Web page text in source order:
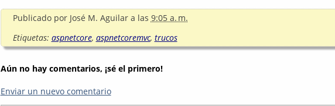
Publicado por José M. Aguilar a las 9:05 a. m.
Etiquetas: aspnetcore, aspnetcoremvc, trucos
Aún no hay comentarios, ¡sé el primero!
Enviar un nuevo comentario